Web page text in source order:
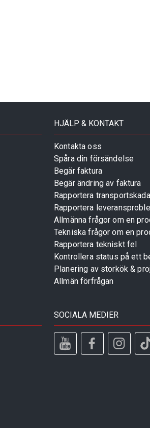
HJÄLP & KONTAKT
Kontakta oss
Spåra din försändelse
Begär faktura
Begär ändring av faktura
Rapportera transportskada
Rapportera
Allmänna frågor om en
Tekniska frågor om en
Rapportera tekniskt fel
Kontrollera status på ett
Planering av storkök &
Allmän förfrågan
SOCIALA MEDIER